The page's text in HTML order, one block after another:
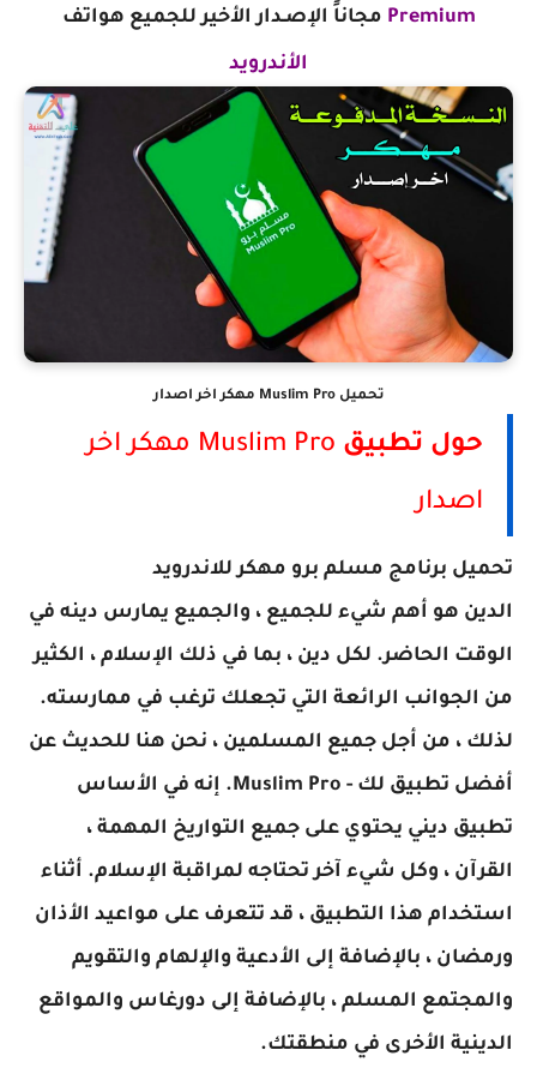
Premium مجاناً الإصـدار الأخيرللجميع هواتف
الأندرويد
تحميل Muslim Pro مهكر اخر اصدار
حول تطبيق
Muslim Pro مهكر اخر
اصدار
تحميل برنامج مسلم برو مهكر للاندرويد
الدين هو أهم شيء للجميع ، والجميع يمارس دينه في
الوقت الحاضر. لكل دين ، بما في ذلك الإسلام ، الكثير
من الجوانب الرائعة التي تجعلك ترغب في ممارسته.
لذلك ، من أجل جميع المسلمين ، نحن هنا للحديث عن
أفضل تطبيق لك - Muslim Pro.
إنه في الأساس
تطبيق ديني يحتوي على جميع التواريخ المهمة ،
القرآن ، وكل شيء آخر تحتاجه لمراقبة الإسلام. أثناء
استخدام هذا التطبيق ، قد تتعرف على مواعيد الأذان
ورمضان ، بالإضافة إلى الأدعية والإلهام والتقويم
والمجتمع المسلم ، بالإضافة إلى دورغاس والمواقع
الدينية الأخرى في منطقتك.